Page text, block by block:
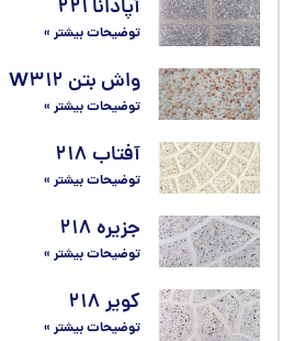
آپادانا ۲۲۱
توضیحات بیشتر »
واش بتن W۳۱۲
توضیحات بیشتر »
آفتاب ۲۱۸
توضیحات بیشتر »
جزیره ۲۱۸
توضیحات بیشتر »
کویر ۲۱۸
توضیحات بیشتر »